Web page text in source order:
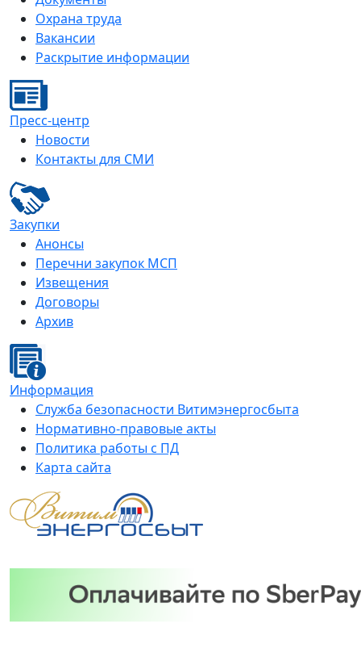
Охрана труда
Вакансии
Раскрытие информации
Пресс-центр
Новости
Контакты для СМИ
Закупки
Анонсы
Перечни закупок МСП
Извещения
Договоры
Архив
Информация
Служба безопасности Витимэнергосбыта
Нормативно-правовые акты
Политика работы с ПД
Карта сайта